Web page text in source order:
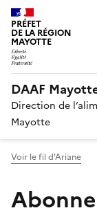
PRÉFET
DE LA RÉGION
MAYOTTE
DAAF
Direction de
Mayotte
Voir le fil d'Ariane